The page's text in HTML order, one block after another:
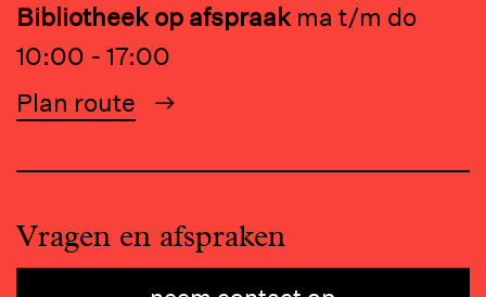
Bibliotheek op afspraak ma t/m do
10:00 - 17:00
Plan route
Vragen en afspraken